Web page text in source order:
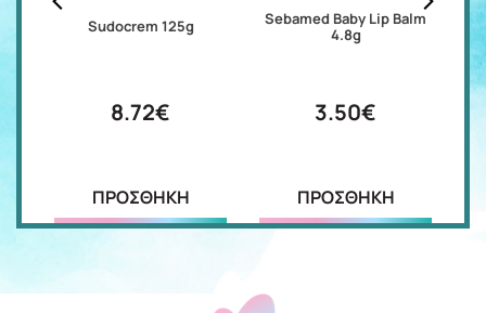
Sudocrem 125g
8.72€
ΠΡΟΣΘΗΚΗ
Sebamed Baby Lip Balm
4.8g
3.50€
ΠΡΟΣΘΗΚΗ